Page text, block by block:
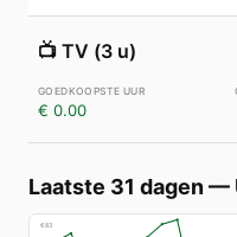
📺 TV (3 u)
€ 0.00
Laatste 31 dagen —
€83